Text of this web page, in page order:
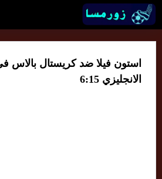
استون فيلا ضد كريستال بالاس
الانجليزي 6:15